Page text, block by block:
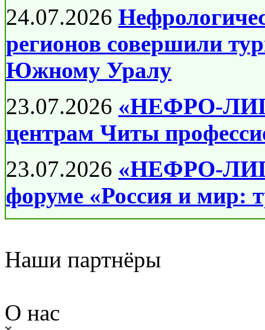
24.07.2026
регионов совершили
Южному Уралу
23.07.2026 «НЕФРО-
центрам Читы
23.07.2026 «НЕФРО-
форуме «Россия и мир:
Наши партнёры
О нас